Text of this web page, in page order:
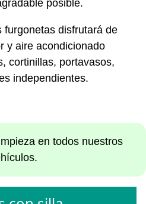
posible.
furgonetas disfrutará de
y aire acondicionado
cortinillas, portavasos,
independientes.
en todos nuestros